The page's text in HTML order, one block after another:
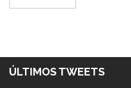
ÚLTIMOS TWEETS